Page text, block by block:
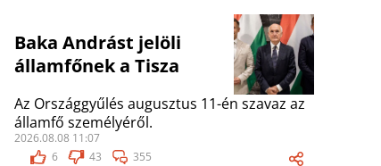
Baka Andrást jelöli
államfőnek a Tisza
Az Országgyűlés augusztus 11-én szavaz az
államfő személyéről.
2026.08.08 11:07
6
43 355